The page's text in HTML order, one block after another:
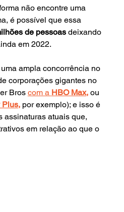
não encontre uma
é possível que essa
de pessoas deixando
em 2022.
ampla concorrência no
corporações gigantes no
Bros com a HBO Max, ou
Plus, por exemplo); e isso é
assinaturas atuais que,
em relação ao que o